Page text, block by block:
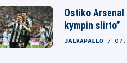
Ostiko Arsenal
kympin siirto”
JALKAPALLO